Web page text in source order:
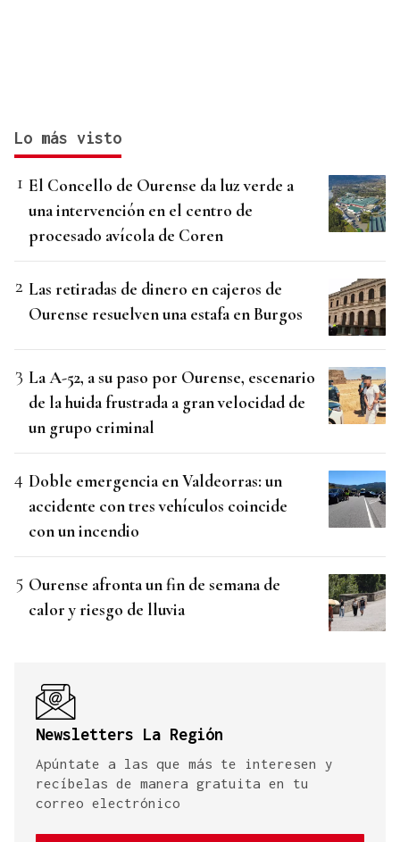
Lo más visto
El Concello de Ourense da luz verde a
una intervención en el centro de
procesado avícola de Coren
Las retiradas de dinero en cajeros de
Ourense resuelven una estafa en Burgos
La A-52, a su paso por Ourense, escenario
de la huida frustrada a gran velocidad de
un grupo criminal
Doble emergencia en Valdeorras: un
accidente con tres vehículos coincide
con un incendio
Ourense afronta un fin de semana de
calor y riesgo de lluvia
Newsletters La Región
Apúntate a las que más te interesen y
recíbelas de manera gratuita en tu
correo electrónico